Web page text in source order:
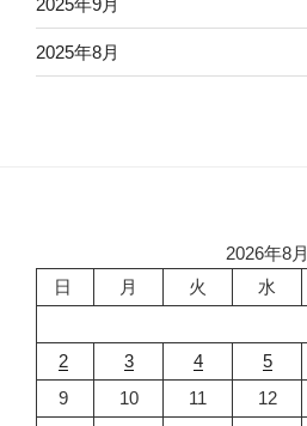
2025年8月
2026年8月
日
月 火 水
2
3 4 5
9
10 11 12